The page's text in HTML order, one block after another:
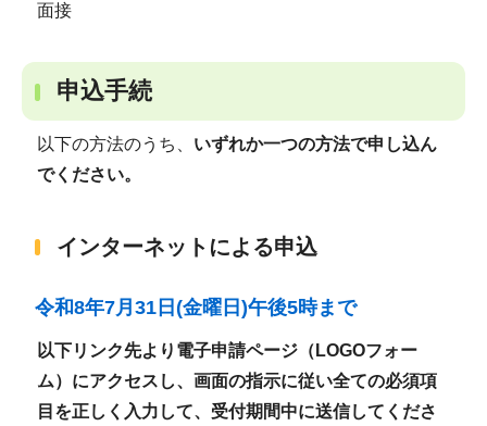
面接
申込手続
以下の方法のうち、 いずれか一つの方法で申し込ん
でください。
インターネットによる申込
令和8年7月31日(金曜日)午後5時まで
以下リンク先より電子申請ページ（LOGOフォー
ム）にアクセスし、画面の指示に従い全ての必須項
目を正しく入力して、受付期間中に送信してくださ